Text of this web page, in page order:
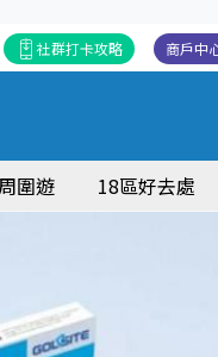
商戶中
社群打卡攻略
圍遊 18區好去處